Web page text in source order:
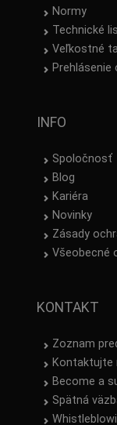
Normy
Technické
Veľkostné
Prehlásenie
INFO
Spoločnosť
Blog
Kariéra
Novinky
Zásady
Všeobecné
KONTAKT
Zoznam
Kontaktujte
Become a
Spätná